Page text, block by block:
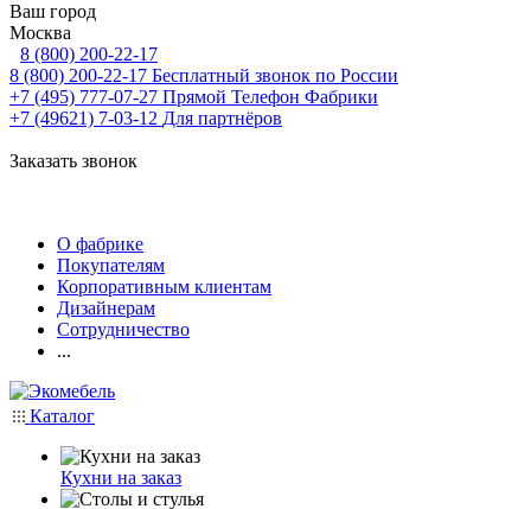
Ваш город
Москва
8 (800) 200-22-17
8 (800) 200-22-17 Бесплатный звонок по России
+7 (495) 777-07-27 Прямой Телефон Фабрики
+7 (49621) 7-03-12 Для партнёров
Заказать звонок
О фабрике
Покупателям
Корпоративным клиентам
Дизайнерам
Сотрудничество
...
Каталог
Кухни на заказ